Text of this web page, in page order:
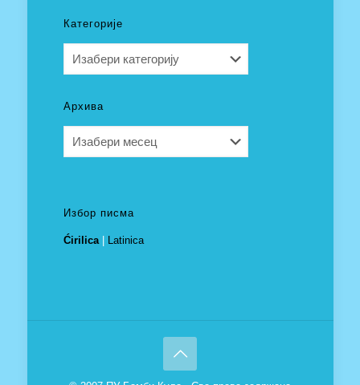
Категорије
Архива
Избор писма
Ćirilica| Latinica